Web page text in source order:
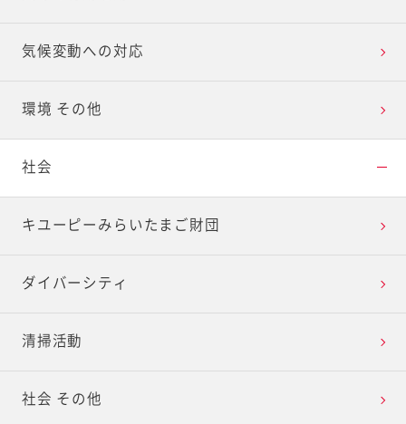
気候変動への対応
環境 その他
社会
キユーピーみらいたまご財団
ダイバーシティ
清掃活動
社会 その他